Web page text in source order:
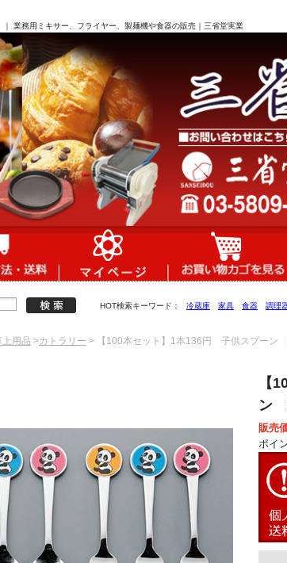
務用ミキサー、フライヤー、製麺機や食器の販売｜三省堂実業
HOT検索キーワード： 冷蔵庫 家具 食器 調理
上用品 >カトラリー > 【100本セット】1本136円 子供スプーン
【
ン
販売
ポイ